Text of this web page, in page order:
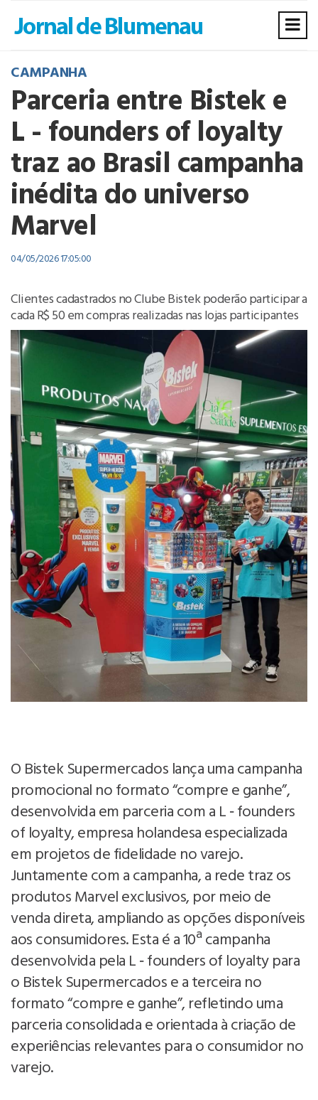
CAMPANHA
Parceria entre Bistek e
L - founders of loyalty
traz ao Brasil campanha
inédita do universo
Marvel
04/05/2026 17:05:00
Clientes cadastrados no Clube Bistek poderão participar a
cada R$ 50 em compras realizadas nas lojas participantes
O Bistek Supermercados lança uma campanha
promocional no formato “compre e ganhe”,
desenvolvida em parceria com a L ‑ founders
of loyalty, empresa holandesa especializada
em projetos de fidelidade no varejo.
Juntamente com a campanha, a rede traz os
produtos Marvel exclusivos, por meio de
venda direta, ampliando as opções disponíveis
aos consumidores. Esta é a 10ª campanha
desenvolvida pela L ‑ founders of loyalty para
o Bistek Supermercados e a terceira no
formato “compre e ganhe”, refletindo uma
parceria consolidada e orientada à criação de
experiências relevantes para o consumidor no
varejo.